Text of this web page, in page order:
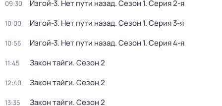
09:30 Изгой-3. Нет пути назад. Сезон 1. Серия 2-я
10:00 Изгой-3. Нет пути назад. Сезон 1. Серия 3-я
10:55 Изгой-3. Нет пути назад. Сезон 1. Серия 4-я
11:45 Закон тайги. Сезон 2
12:40 Закон тайги. Сезон 2
13:35 Закон тайги. Сезон 2